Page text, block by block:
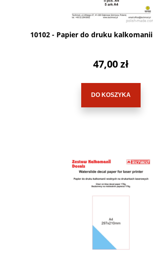
10102 - Papier do druku kalkomanii
47,00 zł
DO KOSZYKA